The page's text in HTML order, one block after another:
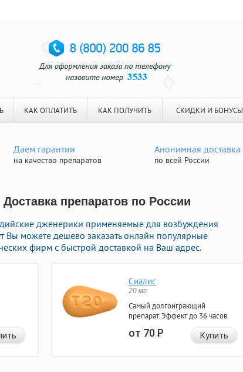
КАК ОПЛАТИТЬ КАК ПОЛУЧИТЬ СКИДКИ И БОНУСЫ
Даем гарантии
на качество препаратов
Анонимная доставка
по всей России
препаратов по России
дженерики применяемые для возбуждения
Вы можете дешево заказать онлайн популярные
фирм с быстрой доставкой на Ваш адрес.
Сиалис
20 мг
Самый долгоиграющий
препарат. Эффект до 36 часов.
от 70Р Купить